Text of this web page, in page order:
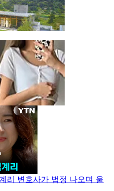
리 변호사가 법정 나오며 울